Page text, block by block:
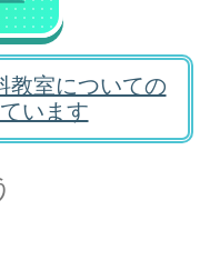
教室についての
います